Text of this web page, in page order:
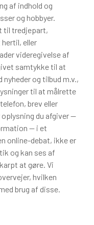
af indhold og
og hobbyer.
til tredjepart,
eller
videregivelse af
samtykke til at
og tilbud m.v.,
til at målrette
brev eller
du afgiver —
— i et
online-debat, ikke er
og kan ses af
at gøre. Vi
hvilken
brug af disse.